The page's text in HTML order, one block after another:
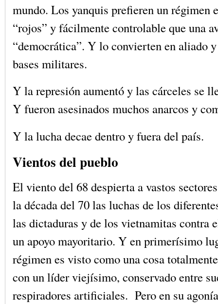
mundo. Los yanquis prefieren un régimen
“rojos” y fácilmente controlable que una
“democrática”. Y lo convierten en aliado
bases militares.
Y la represión aumentó y las cárceles se
Y fueron asesinados muchos anarcos y
Y la lucha decae dentro y fuera del país.
Vientos del pueblo
El viento del 68 despierta a vastos
la década del 70 las luchas de los
las dictaduras y de los vietnamitas contra
un apoyo mayoritario. Y en primerísimo
régimen es visto como una cosa
con un líder viejísimo, conservado entre
respiradores artificiales. Pero en su